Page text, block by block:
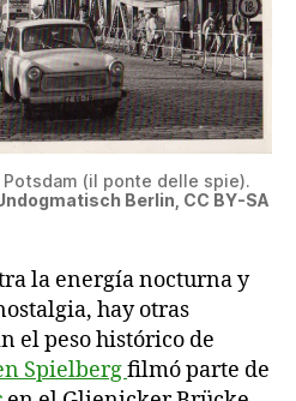
Potsdam (il ponte delle spie).
Berlin, CC BY-SA
la energía nocturna y
hay otras
el peso histórico de
Spielbergfilmó parte de